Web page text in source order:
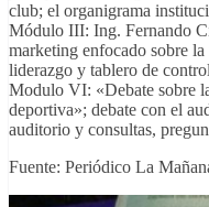
club; el organigrama
Módulo III: Ing. Fernando
marketing enfocado sobre
liderazgo y tablero de
Modulo VI: «Debate sobre
deportiva»; debate con el
auditorio y consultas,
Fuente: Periódico La